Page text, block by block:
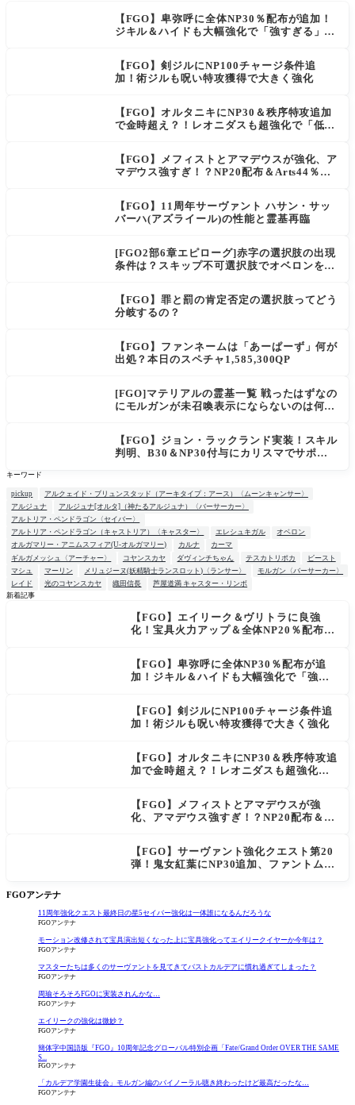
【FGO】卑弥呼に全体NP30％配布が追加！
ジキル＆ハイドも大幅強化で「強すぎる」の
【FGO】剣ジルにNP100チャージ条件追
加！術ジルも呪い特攻獲得で大きく強化
【FGO】オルタニキにNP30＆秩序特攻追加
で金時超え？！レオニダスも超強化で「低レ
【FGO】メフィストとアマデウスが強化、ア
マデウス強すぎ！？NP20配布＆Arts44％強
【FGO】11周年サーヴァント ハサン・サッ
バーハ(アズライール)の性能と霊基再臨
[FGO2部6章エピローグ]赤字の選択肢の出現
条件は？スキップ不可選択肢でオベロンを疑
【FGO】罪と罰の肯定否定の選択肢ってどう
分岐するの？
【FGO】ファンネームは「あーぱーず」何が
出処？本日のスペチャ1,585,300QP
[FGO]マテリアルの霊基一覧 戦ったはずなの
にモルガンが未召喚表示にならないのは何
【FGO】ジョン・ラックランド実装！スキル
判明、B30＆NP30付与にカリスマでサポ性
キーワード
pickup
アルクェイド・ブリュンスタッド（アーキタイプ：アース）〈ムーンキャンサー〉
アルジュナ
アルジュナ[オルタ]（神たるアルジュナ）〈バーサーカー〉
アルトリア・ペンドラゴン〈セイバー〉
アルトリア・ペンドラゴン（キャストリア）〈キャスター〉
エレシュキガル
オベロン
オルガマリー・アニムスフィア(U-オルガマリー)
カルナ
カーマ
ギルガメッシュ〈アーチャー〉
コヤンスカヤ ダヴィンチちゃん テスカトリポカ
ビースト
マシュ
マーリン メリュジーヌ(妖精騎士ランスロット)〈ランサー〉
モルガン〈バーサーカー〉
レイド
光のコヤンスカヤ 織田信長
芦屋道満 キャスター・リンボ
新着記事
【FGO】エイリーク＆ヴリトラに良強
化！宝具火力アップ＆全体NP20％配布で
【FGO】卑弥呼に全体NP30％配布が追
加！ジキル＆ハイドも大幅強化で「強す
【FGO】剣ジルにNP100チャージ条件追
加！術ジルも呪い特攻獲得で大きく強化
【FGO】オルタニキにNP30＆秩序特攻追
加で金時超え？！レオニダスも超強化で
【FGO】メフィストとアマデウスが強
化、アマデウス強すぎ！？NP20配布＆Ar
【FGO】サーヴァント強化クエスト第20
弾！鬼女紅葉にNP30追加、ファントムも
FGOアンテナ
11周年強化クエスト最終日の星5セイバー強化は一体誰になるんだろうな
FGOアンテナ
モーション改修されて宝具演出短くなった上に宝具強化ってエイリークイヤーか今年は？
FGOアンテナ
マスターたちは多くのサーヴァントを見てきてバストカルデアに慣れ過ぎてしまった？
FGOアンテナ
周瑜そろそろFGOに実装されんかな…
FGOアンテナ
エイリークの強化は微妙？
FGOアンテナ
簡体字中国語版『FGO』10周年記念グローバル特別企画「Fate/Grand Order OVER THE SAME
S...
FGOアンテナ
「カルデア学園生徒会」モルガン編のバイノーラル聴き終わったけど最高だったな…
FGOアンテナ